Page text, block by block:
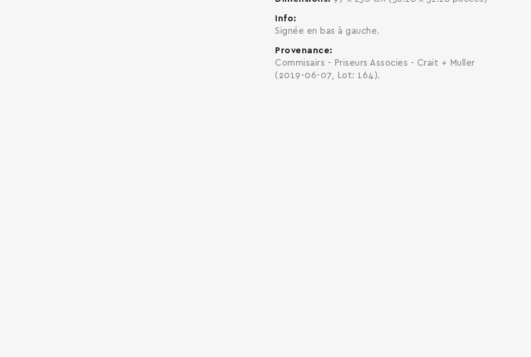
Info
Signée en bas à gauche.
Provenance
Commisairs - Priseurs Associes - Crait + Muller
(2019-06-07, Lot: 164).